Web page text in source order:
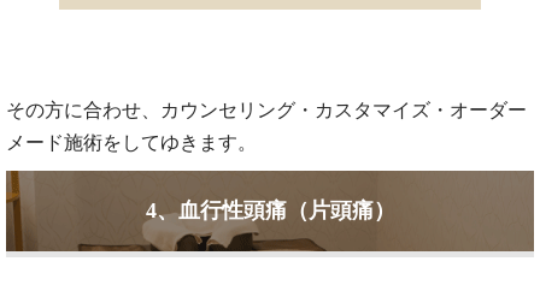
その方に合わせ、カウンセリング・カスタマイズ・オーダー
メード施術をしてゆきます。
4、血行性頭痛（片頭痛）